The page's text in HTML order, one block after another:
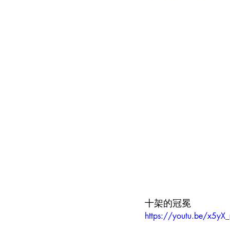
十架的冠冕
https://youtu.be/